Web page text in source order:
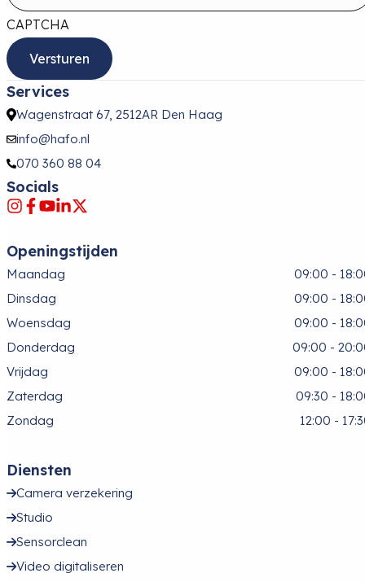
CAPTCHA
Services
Wagenstraat 67, 2512AR Den Haag
info@hafo.nl
070 360 88 04
Socials
Openingstijden
Maandag
09:00 -
Dinsdag
09:00 -
Woensdag
09:00 -
Donderdag
09:00 -
Vrijdag
09:00 -
Zaterdag
09:30 -
Zondag
12:00 -
Diensten
Camera verzekering
Studio
Sensorclean
Video digitaliseren